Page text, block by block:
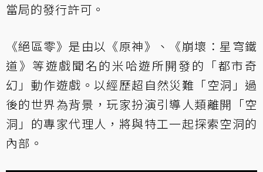
當局的發行許可。
《絕區零》是由以《原神》、《崩壞：星穹鐵
道》等遊戲聞名的米哈遊所開發的「都市奇
幻」動作遊戲。以經歷超自然災難「空洞」過
後的世界為背景，玩家扮演引導人類離開「空
洞」的專家代理人，將與特工一起探索空洞的
內部。